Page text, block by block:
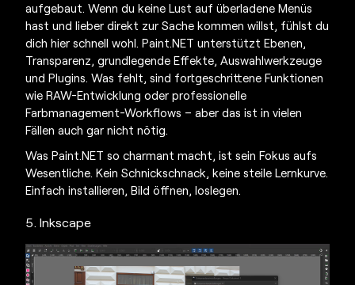
aufgebaut. Wenn du keine Lust auf überladene Menüs
hast und lieber direkt zur Sache kommen willst, fühlst du
dich hier schnell wohl. Paint.NET unterstützt Ebenen,
Transparenz, grundlegende Effekte, Auswahlwerkzeuge
und Plugins. Was fehlt, sind fortgeschrittene Funktionen
wie RAW-Entwicklung oder professionelle
Farbmanagement-Workflows – aber das ist in vielen
Fällen auch gar nicht nötig.
Was Paint.NET so charmant macht, ist sein Fokus aufs
Wesentliche. Kein Schnickschnack, keine steile Lernkurve.
Einfach installieren, Bild öffnen, loslegen.
5. Inkscape